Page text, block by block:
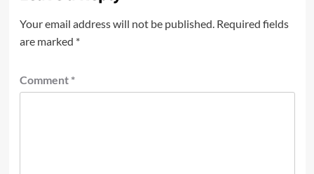
Your email address will not be published. Required fields
are marked *
Comment *